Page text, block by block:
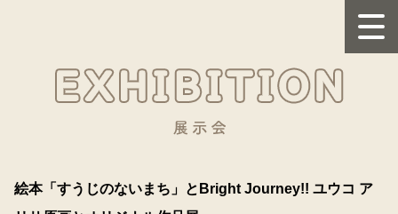
絵本「すうじのないまち」とBright Journey!! ユウコ ア